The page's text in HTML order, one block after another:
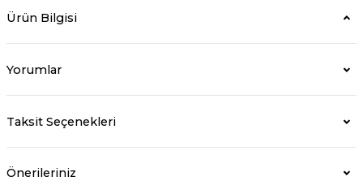
Ürün Bilgisi
Yorumlar
Taksit Seçenekleri
Önerileriniz